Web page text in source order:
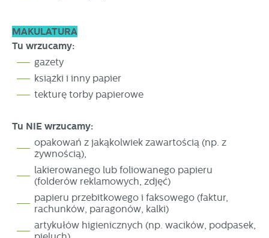
MAKULATURA
Tu wrzucamy:
gazety
książki i inny papier
tekturę torby papierowe
Tu NIE wrzucamy:
opakowań z jakąkolwiek zawartością (np. z
żywnością),
lakierowanego lub foliowanego papieru
(folderów reklamowych, zdjęć)
papieru przebitkowego i faksowego (faktur,
rachunków, paragonów, kalki)
artykułów higienicznych (np. wacików, podpasek,